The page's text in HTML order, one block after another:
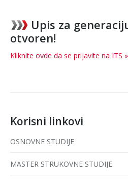
Upis za
otvoren!
Kliknite ovde da se prijavite na ITS »
Korisni linkovi
OSNOVNE STUDIJE
MASTER STRUKOVNE STUDIJE